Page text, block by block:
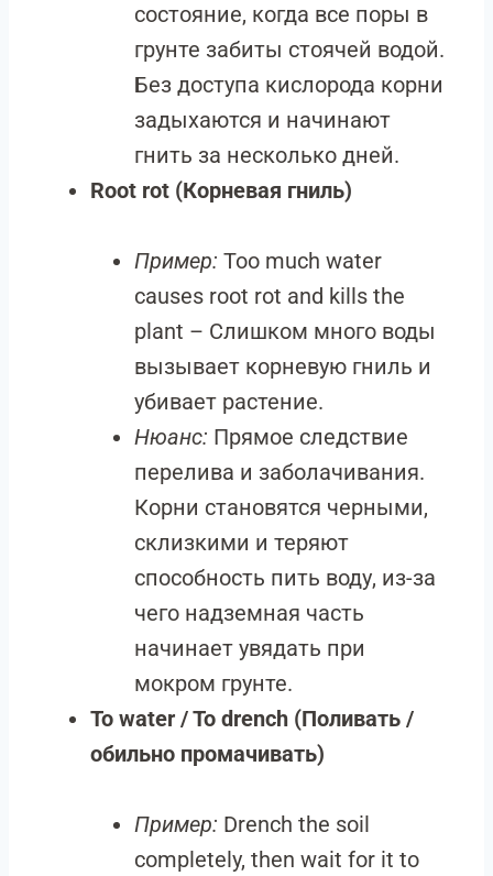
состояние, когда все поры в
грунте забиты стоячей водой.
Без доступа кислорода корни
задыхаются и начинают
гнить за несколько дней.
Root rot (Корневая гниль)
Пример: Too much water
causes root rot and kills the
plant – Слишком много воды
вызывает корневую гниль и
убивает растение.
Нюанс: Прямое следствие
перелива и заболачивания.
Корни становятся черными,
склизкими и теряют
способность пить воду, из-за
чего надземная часть
начинает увядать при
мокром грунте.
To water / To drench (Поливать /
обильно промачивать)
Пример: Drench the soil
completely, then wait for it to